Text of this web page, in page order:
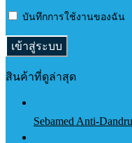
บันทึกการใช้งานของฉัน
สินค้าที่ดูล่าสุด
Sebamed Anti-